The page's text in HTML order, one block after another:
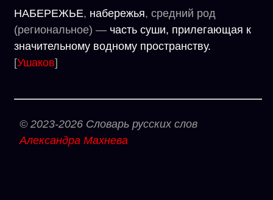
НАБЕРЕЖЬЕ, набережья, средний род
(региональное) — часть суши, прилегающая к
значительному водному пространству.
[Ушаков]
© 2023-2026 Словарь русских слов
Александра Махнева